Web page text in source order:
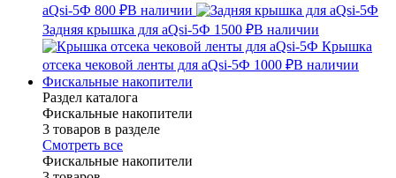
aQsi-5Ф 800 ₽В наличии
Задняя крышка для aQsi-5Ф 1500 ₽В наличии
Крышка
отсека чековой ленты для aQsi-5Ф 1000 ₽В наличии
Фискальные накопители
Раздел каталога
Фискальные накопители
3 товаров в разделе
Смотреть все
Фискальные накопители